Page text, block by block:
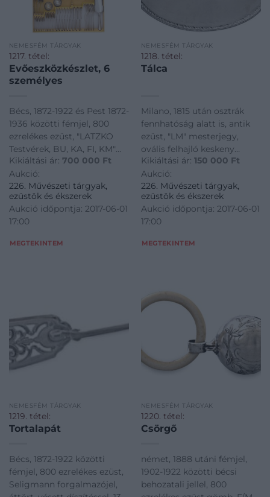
NEMESFÉM TÁRGYAK
1217. tétel:
Evőeszközkészlet, 6
személyes
Bécs, 1872-1922 és Pest 1872-
1936 közötti fémjel, 800
ezrelékes ezüst, "LATZKO
Testvérek, BU, KA, FI, KM"
mesterjegyekkel, tollszár
formájú nyelek, késekben
acél pengék, 1 db tortalapát
Lutrovits A., Estarsa
jelzettel, össz: 84 db eredeti
dobozában, apró
Kikiáltási ár: 700 000 Ft
Aukció:
226. Művészeti tárgyak,
ezüstök és ékszerek
Aukció időpontja: 2017-06-01
17:00
MEGTEKINTEM
NEMESFÉM TÁRGYAK
1218. tétel:
Tálca
Milano, 1815 után osztrák
fennhatóság alatt is, antik
ezüst, "LM" mesterjegy,
ovális felhajló keskeny
pereme áttört, "futókutya"
motívummal díszítve,
sérült, (Rosenberg Nr. 7327,
7380.), 1272 g, 31,5*42 cm
Kikiáltási ár: 150 000 Ft
Aukció:
226. Művészeti tárgyak,
ezüstök és ékszerek
Aukció időpontja: 2017-06-01
17:00
MEGTEKINTEM
NEMESFÉM TÁRGYAK
1219. tétel:
Tortalapát
Bécs, 1872-1922 közötti
fémjel, 800 ezrelékes ezüst,
Seligmann forgalmazójel,
NEMESFÉM TÁRGYAK
1220. tétel:
Csörgő
német, 1888 utáni fémjel,
1902-1922 közötti bécsi
behozatali jellel, 800